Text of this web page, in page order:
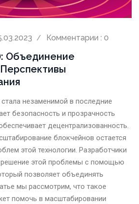
Комментарии : 0
Объединение
незаменимой в последние
безопасность и прозрачность
децентрализованность.
блокчейнов остается
этой технологии. Разработчики
этой проблемы с помощью
позволяет объединять
мы рассмотрим, что такое
помочь в масштабировании